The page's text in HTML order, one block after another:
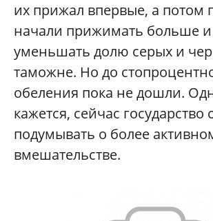
их прижал впервые, а потом
начали прижимать больше
уменьшать долю серых и
таможне. Но до
обеления пока не дошли.
кажется, сейчас государство
подумывать о более
вмешательстве.